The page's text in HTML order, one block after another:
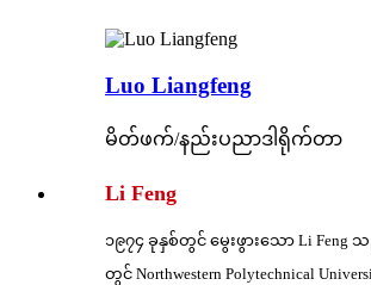
Luo Liangfeng
မိတ်ဖက်/နည်းပညာဒါရိုက်တာ
Li Feng
၁၉၇၄ ခုနှစ်တွင် မွေးဖွားသော Li Feng
တွင် Northwestern Polytechnical